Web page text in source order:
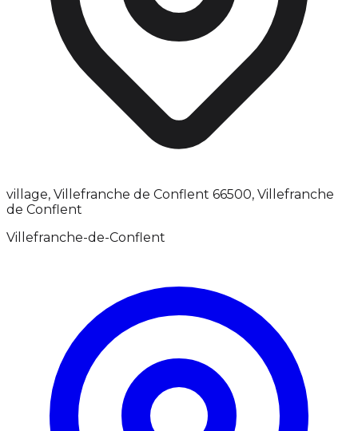
village, Villefranche de Conflent 66500, Villefranche
de Conflent
Villefranche-de-Conflent